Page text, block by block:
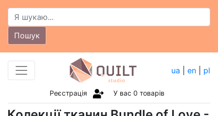
Пошук
ua en pl
Реєстрація У вас 0 товарів